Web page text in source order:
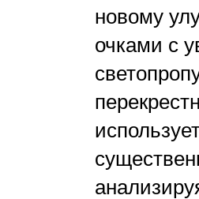
новому
очками с